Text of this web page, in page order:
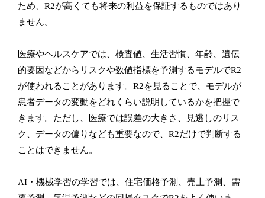
ため、R2が高くても将来の利益を保証するものではあり
ません。
医療やヘルスケアでは、検査値、生活習慣、年齢、遺伝
的要因などからリスクや数値指標を予測するモデルでR2
が使われることがあります。R2を見ることで、モデルが
患者データの変動をどれくらい説明しているかを把握で
きます。ただし、医療では誤差の大きさ、見逃しのリス
ク、データの偏りなども重要なので、R2だけで判断する
ことはできません。
AI・機械学習の学習では、住宅価格予測、売上予測、需